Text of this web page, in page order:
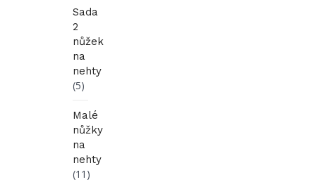
Sada
2
nůžek
na
nehty
(5)
Malé
nůžky
na
nehty
(11)